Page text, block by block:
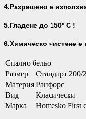
4.Разрешено е
5.Гладене до 150º С !
6.Химическо чистене е
Спално бельо
Размер
Стандарт 200/
Материя Ранфорс
Вид
Класически
Марка
Homesko First